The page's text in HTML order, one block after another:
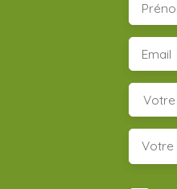
Email
Votre